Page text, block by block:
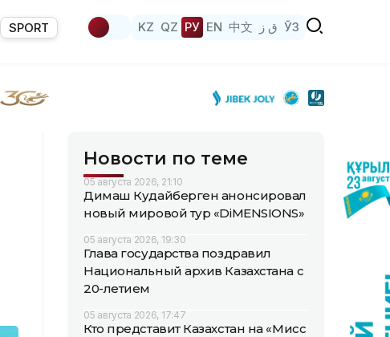
SPORT KZ QZ РУ EN 中文 ق ز ЎЗ
Новости по теме
05 августа 2026, 21:10
Димаш Кудайберген анонсировал
новый мировой тур «DiMENSIONS»
05 августа 2026, 19:30
Глава государства поздравил
Национальный архив Казахстана с
20-летием
05 августа 2026, 17:47
Кто представит Казахстан на «Мисс